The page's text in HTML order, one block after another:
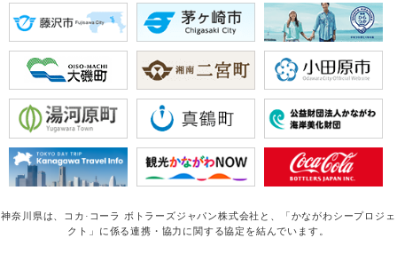
神奈川県は、コカ·コーラ ボトラーズジャパン株式会社と、
「かながわシープロジェ
クト」に係る連携・協力に関する協定を結んでいます。